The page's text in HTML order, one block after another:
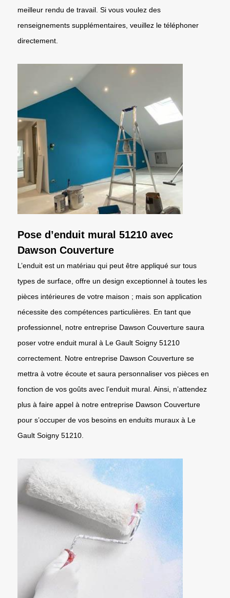
meilleur rendu de travail. Si vous voulez des
renseignements supplémentaires, veuillez le téléphoner
directement.
Pose d’enduit mural 51210 avec
Dawson Couverture
L’enduit est un matériau qui peut être appliqué sur tous
types de surface, offre un design exceptionnel à toutes les
pièces intérieures de votre maison ; mais son application
nécessite des compétences particulières. En tant que
professionnel, notre entreprise Dawson Couverture saura
poser votre enduit mural à Le Gault Soigny 51210
correctement. Notre entreprise Dawson Couverture se
mettra à votre écoute et saura personnaliser vos pièces en
fonction de vos goûts avec l’enduit mural. Ainsi, n’attendez
plus à faire appel à notre entreprise Dawson Couverture
pour s’occuper de vos besoins en enduits muraux à Le
Gault Soigny 51210.